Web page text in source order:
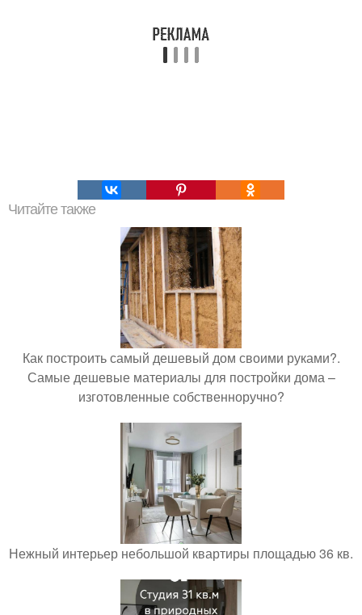
Читайте также
Как построить самый дешевый дом своими руками?.
Самые дешевые материалы для постройки дома –
изготовленные собственноручно?
Нежный интерьер небольшой квартиры площадью 36 кв.